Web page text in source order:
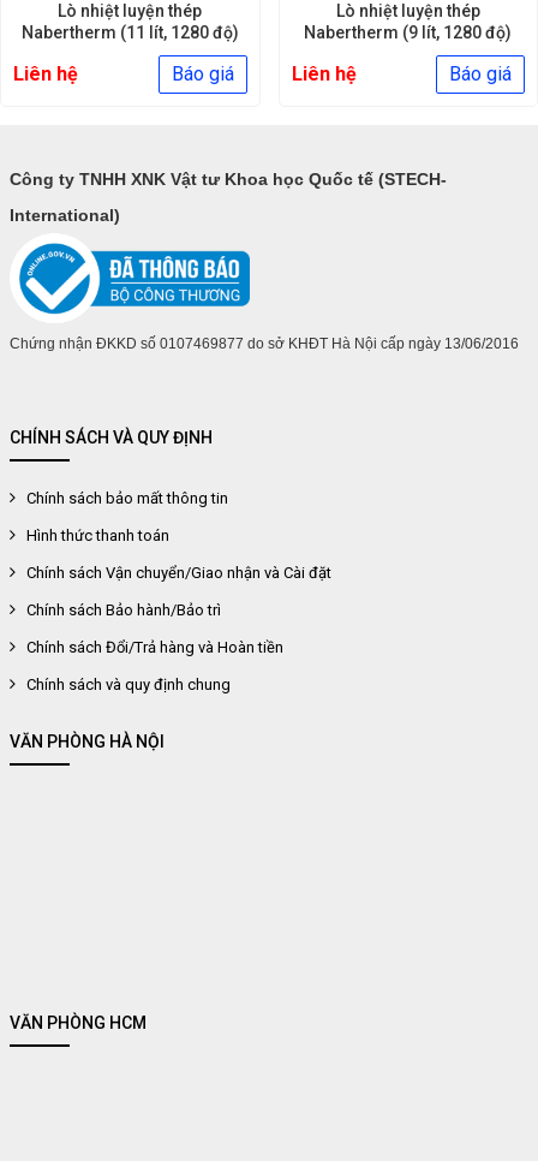
Lò nhiệt luyện thép
Nabertherm (11 lít, 1280 độ)
Liên hệ Báo giá
Lò nhiệt luyện thép
Nabertherm (9 lít, 1280 độ)
Liên hệ Báo giá
Công ty TNHH XNK Vật tư Khoa học Quốc tế (STECH-
International)
Chứng nhận ĐKKD số 0107469877 do sở KHĐT Hà Nội cấp ngày 13/06/2016
CHÍNH SÁCH VÀ QUY ĐỊNH
Chính sách bảo mất thông tin
Hình thức thanh toán
Chính sách Vận chuyển/Giao nhận và Cài đặt
Chính sách Bảo hành/Bảo trì
Chính sách Đổi/Trả hàng và Hoàn tiền
Chính sách và quy định chung
VĂN PHÒNG HÀ NỘI
VĂN PHÒNG HCM